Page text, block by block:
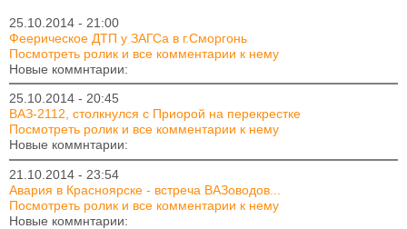
25.10.2014 - 21:00
Феерическое ДТП у ЗАГСа в г.Сморгонь
Посмотреть ролик и все комментарии к нему
Новые коммнтарии:
25.10.2014 - 20:45
ВАЗ-2112, столкнулся с Приорой на перекрестке
Посмотреть ролик и все комментарии к нему
Новые коммнтарии:
21.10.2014 - 23:54
Авария в Красноярске - встреча ВАЗоводов...
Посмотреть ролик и все комментарии к нему
Новые коммнтарии: